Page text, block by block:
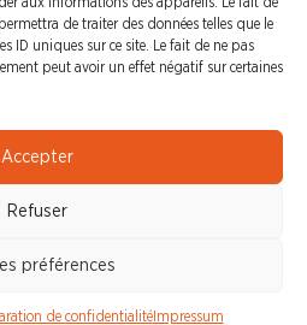
de traiter des données telles que le
ID uniques sur ce site. Le fait de ne pas
peut avoir un effet négatif sur certaines
Accepter
Refuser
préférences
de confidentialitéImpressum
Retraités
L'UFFA
de Presse
de Presse
Légales | Protection des